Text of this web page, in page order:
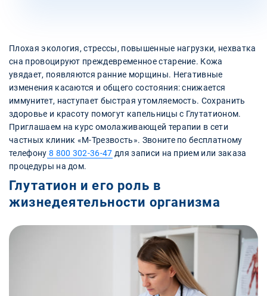
Плохая экология, стрессы, повышенные нагрузки, нехватка
сна провоцируют преждевременное старение. Кожа
увядает, появляются ранние морщины. Негативные
изменения касаются и общего состояния: снижается
иммунитет, наступает быстрая утомляемость. Сохранить
здоровье и красоту помогут капельницы с Глутатионом.
Приглашаем на курс омолаживающей терапии в сети
частных клиник «М-Трезвость». Звоните по бесплатному
телефону 8 800 302-36-47 для записи на прием или заказа
процедуры на дом.
Глутатион и его роль в
жизнедеятельности организма